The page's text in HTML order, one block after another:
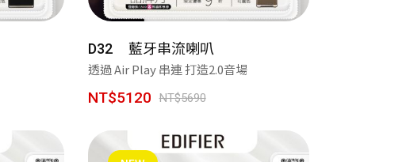
D32 藍牙串流喇叭
透過 Air Play 串連 打造2.0音場
NT$5120 NT$5690